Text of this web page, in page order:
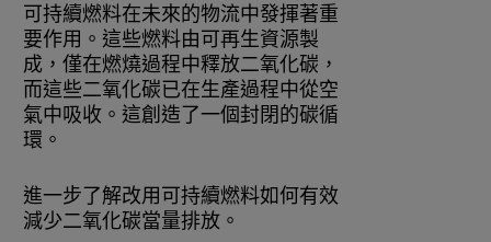
可持續燃料在未來的物流中發揮著重
要作用。這些燃料由可再生資源製
成，僅在燃燒過程中釋放二氧化碳，
而這些二氧化碳已在生產過程中從空
氣中吸收。這創造了一個封閉的碳循
環。
進一步了解改用可持續燃料如何有效
減少二氧化碳當量排放。